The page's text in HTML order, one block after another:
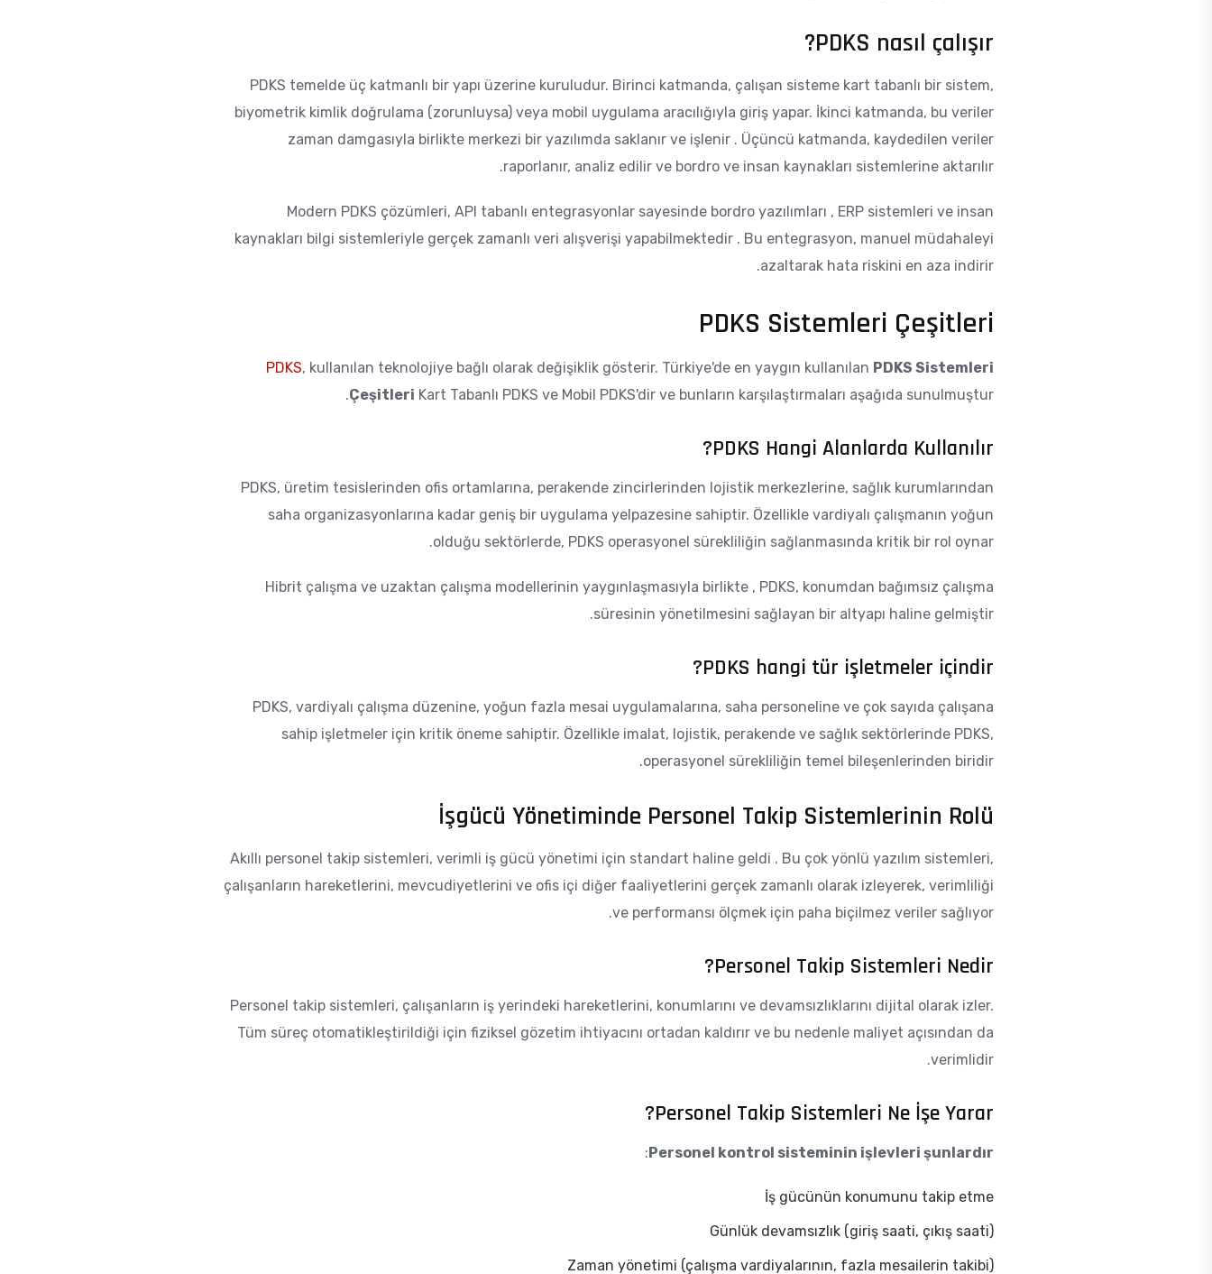
PDKS nasıl çalışır?
PDKS temelde üç katmanlı bir yapı üzerine kuruludur. Birinci katmanda, çalışan sisteme kart tabanlı bir sistem,
biyometrik kimlik doğrulama (zorunluysa) veya mobil uygulama aracılığıyla giriş yapar. İkinci katmanda, bu veriler
zaman damgasıyla birlikte merkezi bir yazılımda saklanır ve işlenir . Üçüncü katmanda, kaydedilen veriler
raporlanır, analiz edilir ve bordro ve insan kaynakları sistemlerine aktarılır.
Modern PDKS çözümleri, API tabanlı entegrasyonlar sayesinde bordro yazılımları , ERP sistemleri ve insan
kaynakları bilgi sistemleriyle gerçek zamanlı veri alışverişi yapabilmektedir . Bu entegrasyon, manuel müdahaleyi
azaltarak hata riskini en aza indirir.
PDKS Sistemleri Çeşitleri
PDKS, kullanılan teknolojiye bağlı olarak değişiklik gösterir. Türkiye'de en yaygın kullanılan PDKS Sistemleri
Çeşitleri Kart Tabanlı PDKS ve Mobil PDKS'dir ve bunların karşılaştırmaları aşağıda sunulmuştur.
PDKS Hangi Alanlarda Kullanılır?
PDKS, üretim tesislerinden ofis ortamlarına, perakende zincirlerinden lojistik merkezlerine, sağlık kurumlarından
saha organizasyonlarına kadar geniş bir uygulama yelpazesine sahiptir. Özellikle vardiyalı çalışmanın yoğun
olduğu sektörlerde, PDKS operasyonel sürekliliğin sağlanmasında kritik bir rol oynar.
Hibrit çalışma ve uzaktan çalışma modellerinin yaygınlaşmasıyla birlikte , PDKS, konumdan bağımsız çalışma
süresinin yönetilmesini sağlayan bir altyapı haline gelmiştir.
PDKS hangi tür işletmeler içindir?
PDKS, vardiyalı çalışma düzenine, yoğun fazla mesai uygulamalarına, saha personeline ve çok sayıda çalışana
sahip işletmeler için kritik öneme sahiptir. Özellikle imalat, lojistik, perakende ve sağlık sektörlerinde PDKS,
operasyonel sürekliliğin temel bileşenlerinden biridir.
İşgücü Yönetiminde Personel Takip Sistemlerinin Rolü
Akıllı personel takip sistemleri, verimli iş gücü yönetimi için standart haline geldi . Bu çok yönlü yazılım sistemleri,
çalışanların hareketlerini, mevcudiyetlerini ve ofis içi diğer faaliyetlerini gerçek zamanlı olarak izleyerek, verimliliği
ve performansı ölçmek için paha biçilmez veriler sağlıyor.
Personel Takip Sistemleri Nedir?
Personel takip sistemleri, çalışanların iş yerindeki hareketlerini, konumlarını ve devamsızlıklarını dijital olarak izler.
Tüm süreç otomatikleştirildiği için fiziksel gözetim ihtiyacını ortadan kaldırır ve bu nedenle maliyet açısından da
verimlidir.
Personel Takip Sistemleri Ne İşe Yarar?
Personel kontrol sisteminin işlevleri şunlardır
:
İş gücünün konumunu takip etme
Günlük devamsızlık (giriş saati, çıkış saati)
Zaman yönetimi (çalışma vardiyalarının, fazla mesailerin takibi)